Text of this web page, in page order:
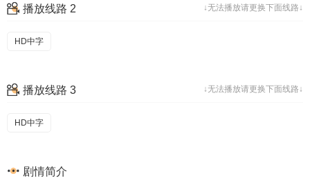
↓无法播放请更换下面线路↓
播放线路 2
HD中字
↓无法播放请更换下面线路↓
播放线路 3
HD中字
剧情简介